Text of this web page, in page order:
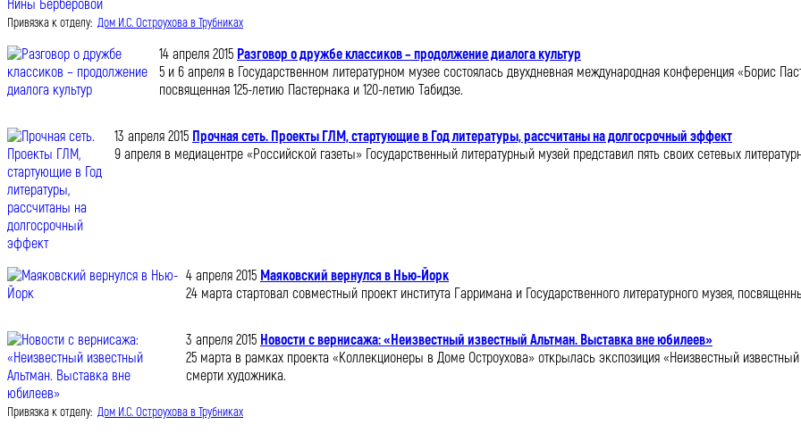
Привязка к отделу: Дом И.С. Остроухова в Трубниках
14 апреля 2015 Разговор о дружбе классиков – продолжение диалога культур
5 и 6 апреля в Государственном литературном музее состоялась двухдневная международная конференция «Борис
посвященная 125-летию Пастернака и 120-летию Табидзе.
13 апреля 2015 Прочная сеть. Проекты ГЛМ, стартующие в Год литературы, рассчитаны на долгосрочный эффект
9 апреля в медиацентре «Российской газеты» Государственный литературный музей представил пять своих сетевых
4 апреля 2015 Маяковский вернулся в Нью-Йорк
24 марта стартовал совместный проект института Гарримана и Государственного литературного музея,
3 апреля 2015 Новости с вернисажа: «Неизвестный известный Альтман. Выставка вне юбилеев»
25 марта в рамках проекта «Коллекционеры в Доме Остроухова» открылась экспозиция «Неизвестный
смерти художника.
Привязка к отделу: Дом И.С. Остроухова в Трубниках